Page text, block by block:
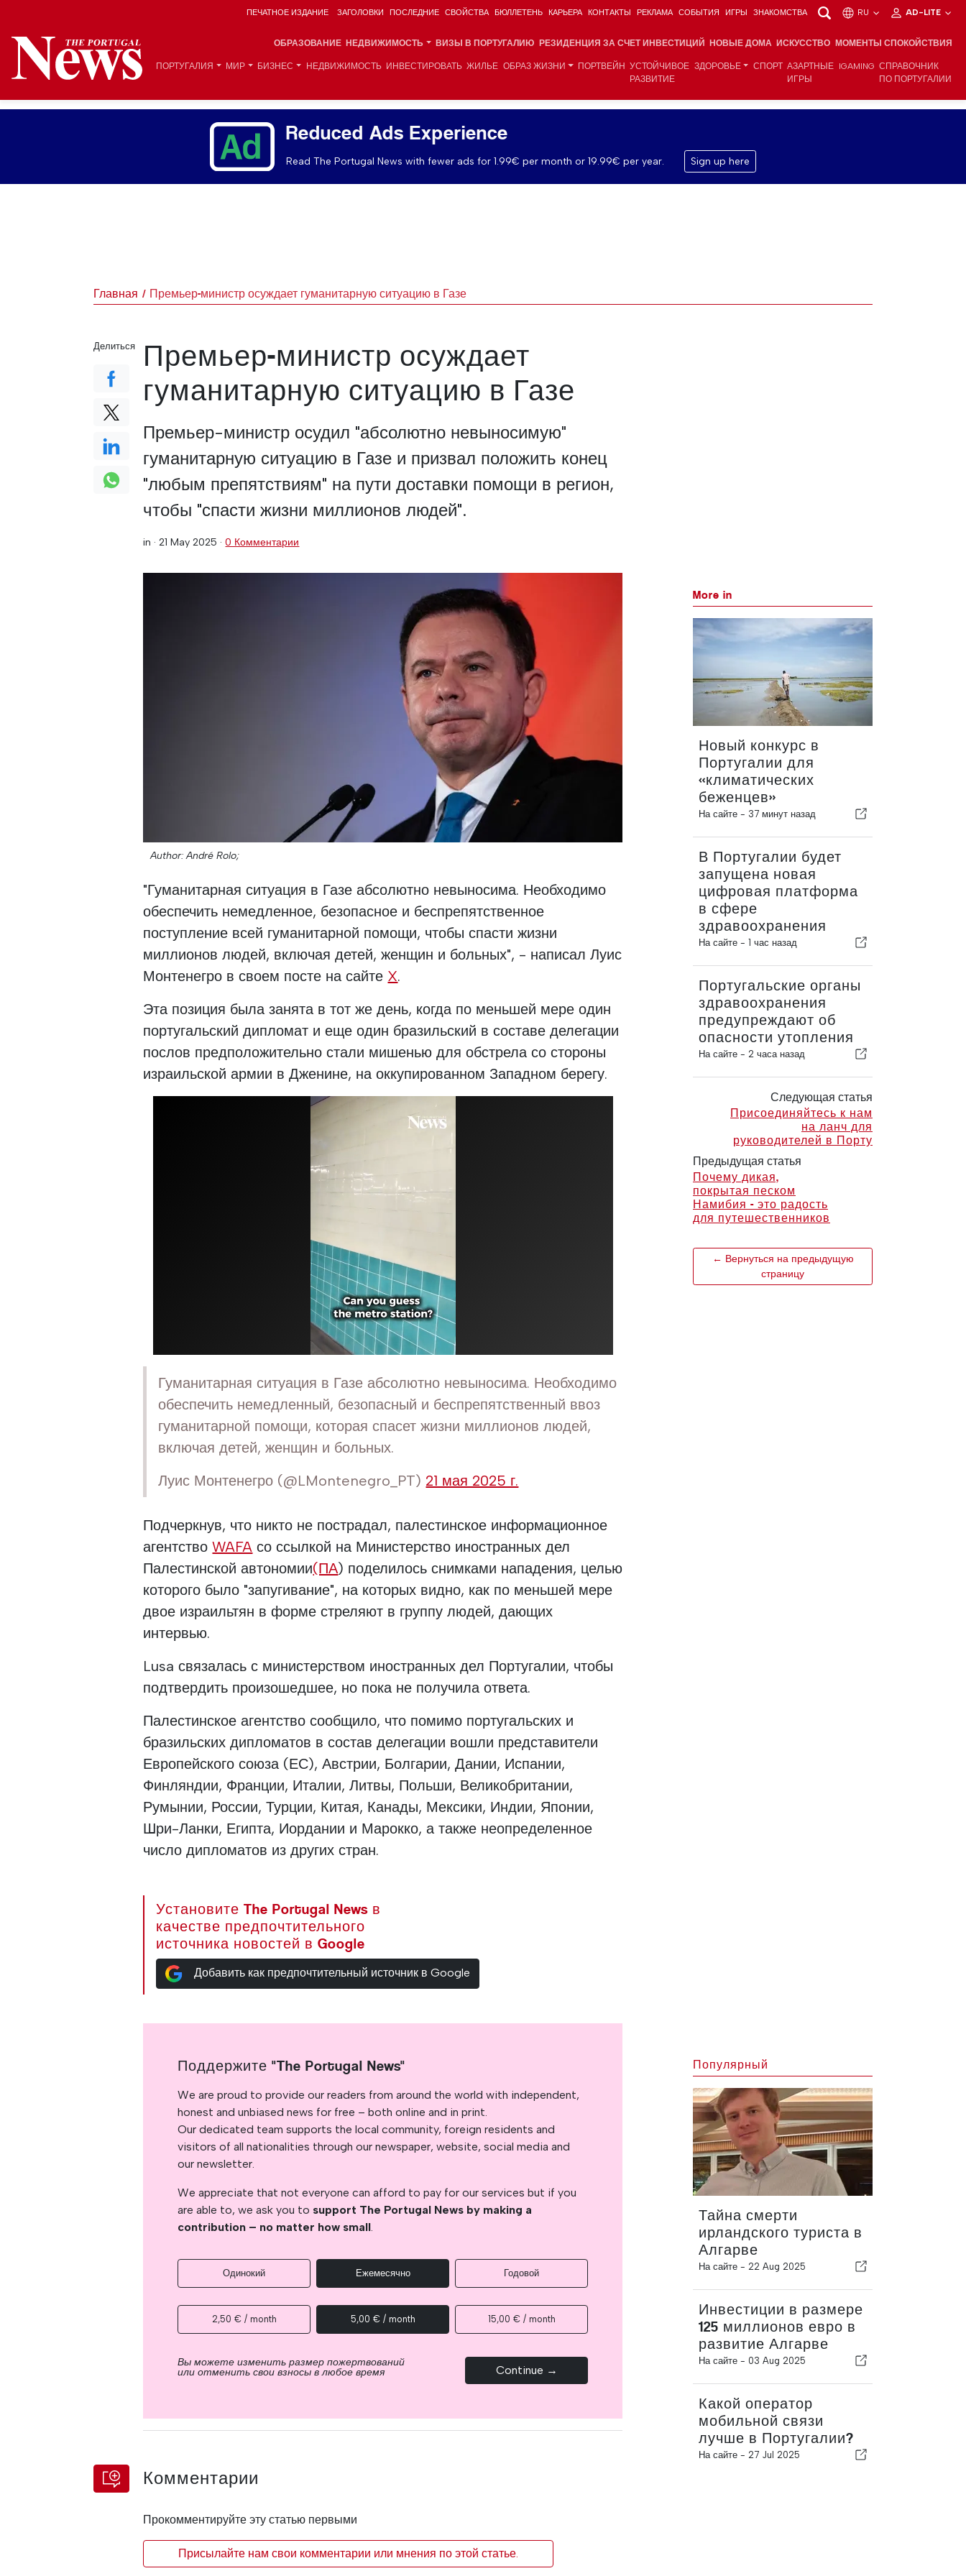
ПЕЧАТНОЕ ИЗДАНИЕ ЗАГОЛОВКИ ПОСЛЕДНИЕ СВОЙСТВА БЮЛЛЕТЕНЬ КАРЬЕРА КОНТАКТЫ РЕКЛАМА СОБЫТИЯ ИГРЫ ЗНАКОМСТВА RU AD-LITE
ОБРАЗОВАНИЕ НЕДВИЖИМОСТЬ ВИЗЫ В ПОРТУГАЛИЮ РЕЗИДЕНЦИЯ ЗА СЧЕТ ИНВЕСТИЦИЙ НОВЫЕ ДОМА ИСКУССТВО МОМЕНТЫ СПОКОЙСТВИЯ
ПОРТУГАЛИЯ МИР БИЗНЕС НЕДВИЖИМОСТЬ ИНВЕСТИРОВАТЬ ЖИЛЬЕ ОБРАЗ ЖИЗНИ ПОРТВЕЙН УСТОЙЧИВОЕ
РАЗВИТИЕ
ЗДОРОВЬЕ СПОРТ АЗАРТНЫЕ
ИГРЫ
IGAMING СПРАВОЧНИК
ПО ПОРТУГАЛИИ
Reduced Ads Experience
Read The Portugal News with fewer ads for 1.99€ per month or 19.99€ per year. Sign up here
Главная Премьер-министр осуждает гуманитарную ситуацию в Газе
Премьер-министр осуждает
гуманитарную ситуацию в Газе
Премьер-министр осудил "абсолютно невыносимую"
гуманитарную ситуацию в Газе и призвал положить конец
"любым препятствиям" на пути доставки помощи в регион,
чтобы "спасти жизни миллионов людей".
in ·21 May 2025 ·0 Комментарии
Author: André Rolo;
"Гуманитарная ситуация в Газе абсолютно невыносима. Необходимо
обеспечить немедленное, безопасное и беспрепятственное
поступление всей гуманитарной помощи, чтобы спасти жизни
миллионов людей, включая детей, женщин и больных", - написал Луис
Монтенегро в своем посте на сайте X.
Эта позиция была занята в тот же день, когда по меньшей мере один
португальский дипломат и еще один бразильский в составе делегации
послов предположительно стали мишенью для обстрела со стороны
израильской армии в Дженине, на оккупированном Западном берегу.
Гуманитарная ситуация в Газе абсолютно невыносима. Необходимо
обеспечить немедленный, безопасный и беспрепятственный ввоз
гуманитарной помощи, которая спасет жизни миллионов людей,
включая детей, женщин и больных.
Луис Монтенегро (@LMontenegro_PT) 21 мая 2025 г.
Подчеркнув, что никто не пострадал, палестинское информационное
агентствоWAFA со ссылкой на Министерство иностранных дел
Палестинской автономии(ПА) поделилось снимками нападения, целью
которого было "запугивание", на которых видно, как по меньшей мере
двое израильтян в форме стреляют в группу людей, дающих
интервью.
Lusa связалась с министерством иностранных дел Португалии, чтобы
подтвердить произошедшее, но пока не получила ответа.
Палестинское агентство сообщило, что помимо португальских и
бразильских дипломатов в состав делегации вошли представители
Европейского союза (ЕС), Австрии, Болгарии, Дании, Испании,
Финляндии, Франции, Италии, Литвы, Польши, Великобритании,
Румынии, России, Турции, Китая, Канады, Мексики, Индии, Японии,
Шри-Ланки, Египта, Иордании и Марокко, а также неопределенное
число дипломатов из других стран.
Установите The Portugal News в
качестве предпочтительного
источника новостей в Google
Добавить как предпочтительный источник в Google
Делиться
More in
Новый конкурс в
Португалии для
«климатических
беженцев»
На сайте - 37 минут назад
В Португалии будет
запущена новая
цифровая платформа
в сфере
здравоохранения
На сайте - 1 час назад
Португальские органы
здравоохранения
предупреждают об
опасности утопления
На сайте - 2 часа назад
Следующая статья
Присоединяйтесь к нам
на ланч для
руководителей в Порту
Предыдущая статья
Почему дикая,
покрытая песком
Намибия - это радость
для путешественников
← Вернуться на предыдущую
страницу
Поддержите "The Portugal News"
We are proud to provide our readers from around the world with independent,
honest and unbiased news for free – both online and in print.
Our dedicated team supports the local community, foreign residents and
visitors of all nationalities through our newspaper, website, social media and
our newsletter.
We appreciate that not everyone can afford to pay for our services but if you
are able to, we ask you to support The Portugal News by making a
contribution – no matter how small.
Одинокий Ежемесячно Годовой
2,50 € / month 5,00 € / month 15,00 € / month
Вы можете изменить размер пожертвований
или отменить свои взносы в любое время Continue →
Комментарии
Прокомментируйте эту статью первыми
Присылайте нам свои комментарии или мнения по этой статье.
Популярный
Тайна смерти
ирландского туриста в
Алгарве
На сайте - 22 Aug 2025
Инвестиции в размере
125 миллионов евро в
развитие Алгарве
На сайте - 03 Aug 2025
Какой оператор
мобильной связи
лучше в Португалии?
На сайте - 27 Jul 2025